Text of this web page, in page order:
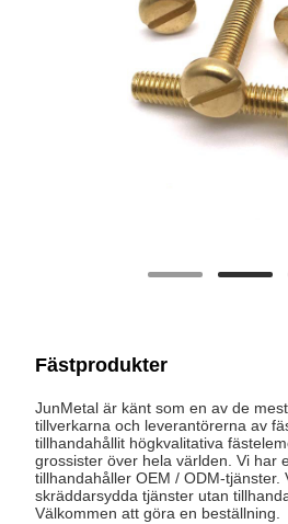
Fästprodukter
JunMetal är känt som en av de
tillverkarna och leverantörerna av
tillhandahållit högkvalitativa
grossister över hela världen. Vi har
tillhandahåller OEM / ODM-tjänster.
skräddarsydda tjänster utan
Välkommen att göra en beställning.